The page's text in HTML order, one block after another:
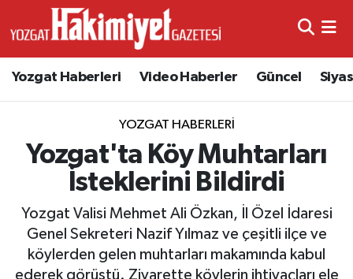
Yozgat Haberleri Video Haberler Güncel
YOZGAT HABERLERI
Yozgat'ta Köy Muhtarları
İsteklerini Bildirdi
Yozgat Valisi Mehmet Ali Özkan, İl Özel İdaresi
Genel Sekreteri Nazif Yılmaz ve çeşitli ilçe ve
köylerden gelen muhtarları makamında kabul
ederek görüştü. Ziyarette köylerin ihtiyaçları ele